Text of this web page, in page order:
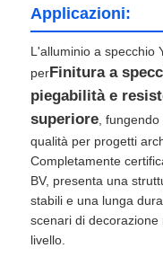
Applicazioni:
L'alluminio a specchio
perFinitura a
piegabilità e
superiore ,
qualità per progetti
Completamente
BV, presenta una
stabili e una lunga
scenari di
livello.